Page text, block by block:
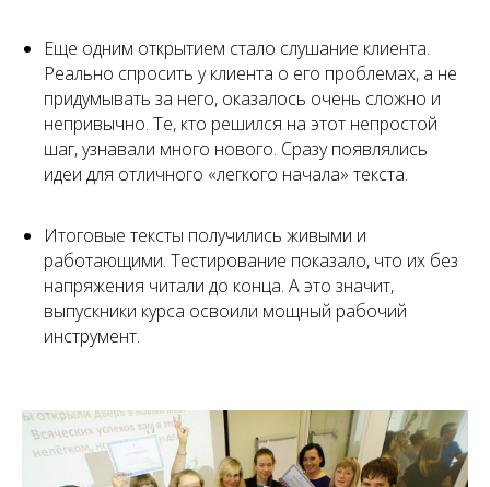
Еще одним открытием стало слушание клиента.
Реально спросить у клиента о его проблемах, а не
придумывать за него, оказалось очень сложно и
непривычно. Те, кто решился на этот непростой
шаг, узнавали много нового. Сразу появлялись
идеи для отличного «легкого начала» текста.
Итоговые тексты получились живыми и
работающими. Тестирование показало, что их без
напряжения читали до конца. А это значит,
выпускники курса освоили мощный рабочий
инструмент.